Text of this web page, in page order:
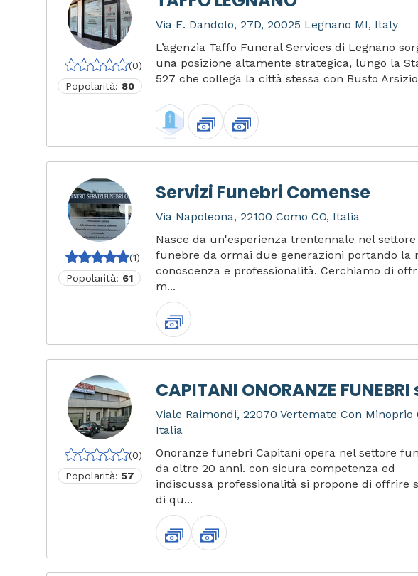
(0)
Popolarità: 80
Via E. Dandolo, 27D, 20025 Legnano MI, Italy
L’agenzia Taffo Funeral Services di Legnano
una posizione altamente strategica, lungo la
527 che collega la città stessa con Busto
(1)
Popolarità: 61
Servizi Funebri Comense
Via Napoleona, 22100 Como CO, Italia
Nasce da un'esperienza trentennale nel settore
funebre da ormai due generazioni portando la
conoscenza e professionalità. Cerchiamo di
m...
(0)
Popolarità: 57
CAPITANI ONORANZE FUNEBRI
Viale Raimondi, 22070 Vertemate Con Minoprio
Italia
Onoranze funebri Capitani opera nel settore
da oltre 20 anni. con sicura competenza ed
indiscussa professionalità si propone di offrire
di qu...